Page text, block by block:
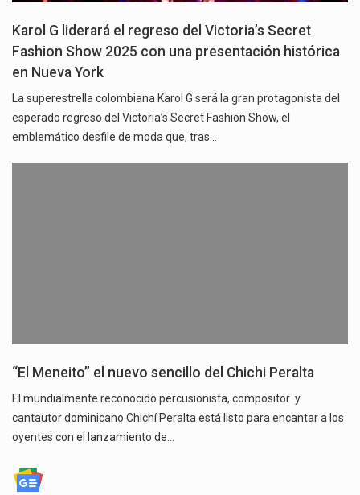
Karol G liderará el regreso del Victoria’s Secret
Fashion Show 2025 con una presentación histórica
en Nueva York
La superestrella colombiana Karol G será la gran protagonista del
esperado regreso del Victoria’s Secret Fashion Show, el
emblemático desfile de moda que, tras…
“El Meneito” el nuevo sencillo del Chichi Peralta
​El mundialmente reconocido percusionista, compositor y
cantautor dominicano Chichí Peralta está listo para encantar a los
oyentes con el lanzamiento de…